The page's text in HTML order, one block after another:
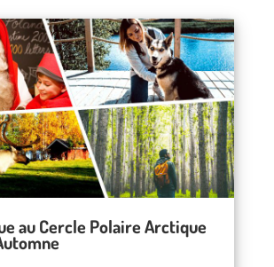
au Cercle Polaire Arctique